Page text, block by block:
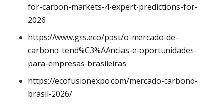
for-carbon-markets-4-expert-predictions-for-
2026
https://www.gss.eco/post/o-mercado-de-
carbono-tend%C3%AAncias-e-oportunidades-
para-empresas-brasileiras
https://ecofusionexpo.com/mercado-carbono-
brasil-2026/